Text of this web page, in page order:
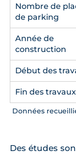
Données
Nombre de
de parking
Année de
construction
Début des
Fin des travaux
Des études